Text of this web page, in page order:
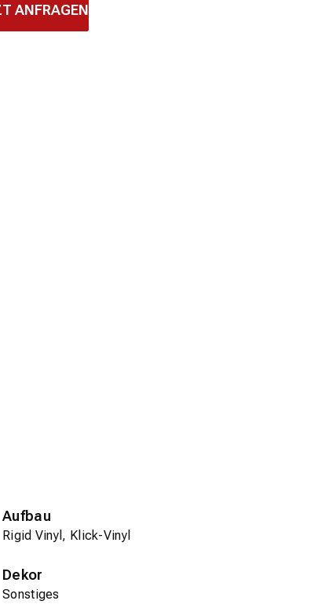
ANFRAGEN
Aufbau
Rigid Vinyl, Klick-Vinyl
Dekor
Sonstiges